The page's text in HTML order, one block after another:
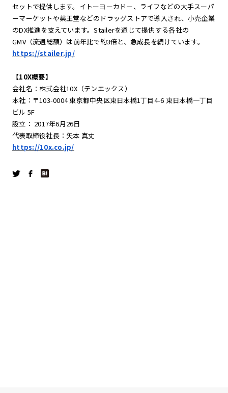
セットで提供します。イトーヨーカドー、ライフなどの大手スーパ
ーマーケットや薬王堂などのドラッグストアで導入され、小売企業
のDX推進を支えています。Stailerを通じて提供する各社の
GMV（流通総額）は前年比で約3倍と、急成長を続けています。
https://stailer.jp/
【10X概要】
会社名：株式会社10X（テンエックス）
本社：〒103-0004 東京都中央区東日本橋1丁目4-6 東日本橋一丁目
ビル 5F
設立： 2017年6月26日
代表取締役社長：矢本 真丈
https://10x.co.jp/